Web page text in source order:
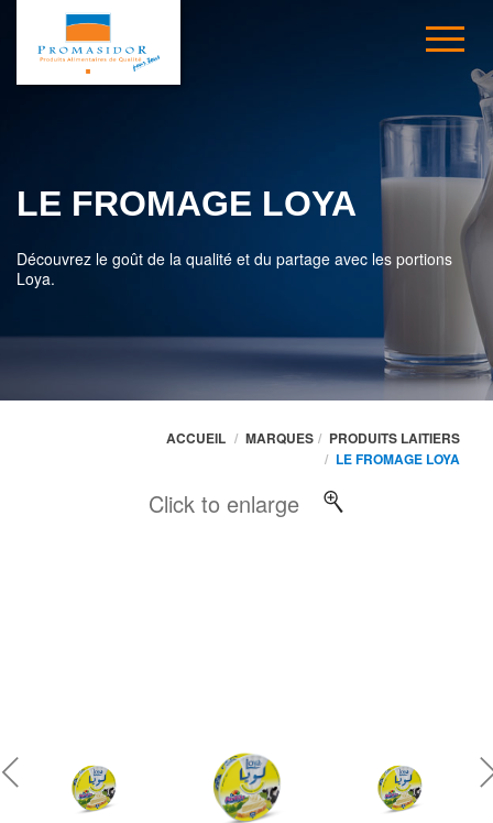
LE FROMAGE LOYA
Découvrez le goût de la qualité et du partage avec les portions
Loya.
ACCUEIL MARQUES
PRODUITS LAITIERS
LE FROMAGE LOYA
Click to enlarge